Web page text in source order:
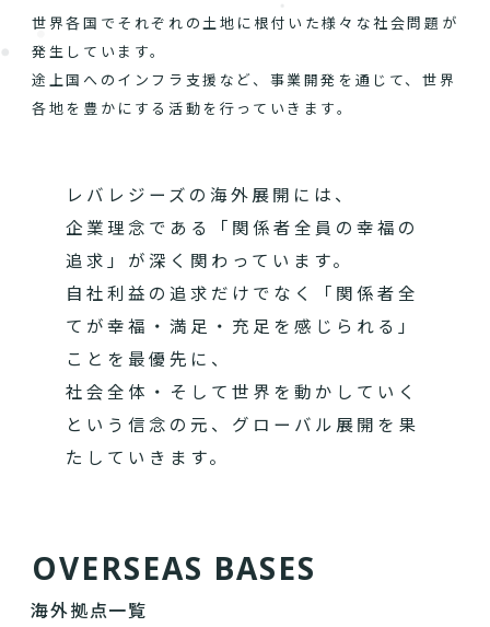
世界各国でそれぞれの土地に根付いた様々な社会問題が
発生しています。
途上国へのインフラ支援など、事業開発を通じて、世界
各地を豊かにする活動を行っていきます。
レバレジーズの海外展開には、
企業理念である「関係者全員の幸福の
追求」が深く関わっています。
自社利益の追求だけでなく「関係者全
てが幸福・満足・充足を感じられる」
ことを最優先に、
社会全体・そして世界を動かしていく
という信念の元、グローバル展開を果
たしていきます。
OVERSEAS BASES
海外拠点一覧